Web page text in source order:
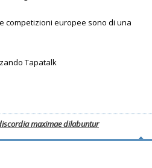
competizioni europee sono di una
Tapatalk
maximae dilabuntur